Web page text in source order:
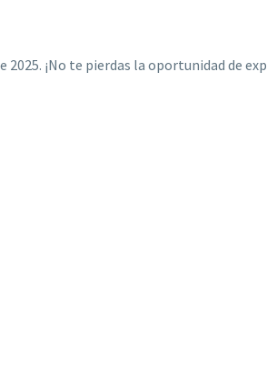
2025. ¡No te pierdas la oportunidad de